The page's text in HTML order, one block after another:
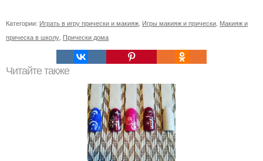
Категории: Играть в игру прически и макияж Игры макияж и прически Макияж и
прическа в школу Прически дома
Читайте также